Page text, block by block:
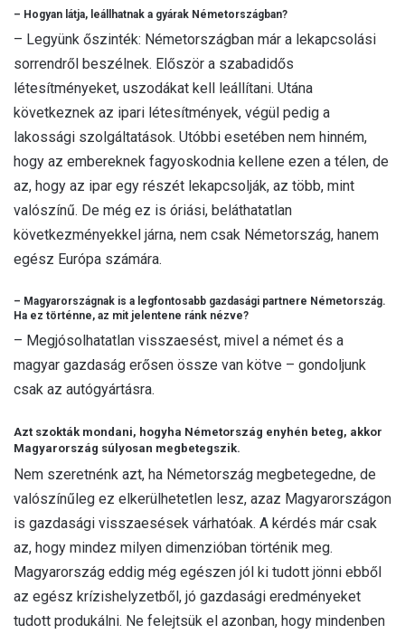
– Hogyan látja, leállhatnak a gyárak Németországban?
– Legyünk őszinték: Németországban már a lekapcsolási
sorrendről beszélnek. Először a szabadidős
létesítményeket, uszodákat kell leállítani. Utána
következnek az ipari létesítmények, végül pedig a
lakossági szolgáltatások. Utóbbi esetében nem hinném,
hogy az embereknek fagyoskodnia kellene ezen a télen, de
az, hogy az ipar egy részét lekapcsolják, az több, mint
valószínű. De még ez is óriási, beláthatatlan
következményekkel járna, nem csak Németország, hanem
egész Európa számára.
– Magyarországnak is a legfontosabb gazdasági partnere Németország.
Ha ez történne, az mit jelentene ránk nézve?
– Megjósolhatatlan visszaesést, mivel a német és a
magyar gazdaság erősen össze van kötve – gondoljunk
csak az autógyártásra.
Azt szokták mondani, hogyha Németország enyhén beteg, akkor
Magyarország súlyosan megbetegszik.
Nem szeretnénk azt, ha Németország megbetegedne, de
valószínűleg ez elkerülhetetlen lesz, azaz Magyarországon
is gazdasági visszaesések várhatóak. A kérdés már csak
az, hogy mindez milyen dimenzióban történik meg.
Magyarország eddig még egészen jól ki tudott jönni ebből
az egész krízishelyzetből, jó gazdasági eredményeket
tudott produkálni. Ne felejtsük el azonban, hogy mindenben